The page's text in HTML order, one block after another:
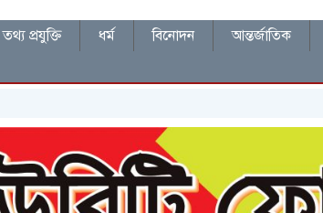
তথ্য প্রযুক্তি ধর্ম বিনোদন আন্তর্জাতিক